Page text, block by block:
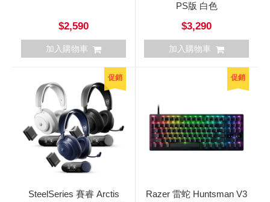
$2,590
加入購物車
PS版 白色
$3,290
加入購物車
促銷
SteelSeries 賽睿 Arctis
促銷
Razer 雷蛇 Huntsman V3